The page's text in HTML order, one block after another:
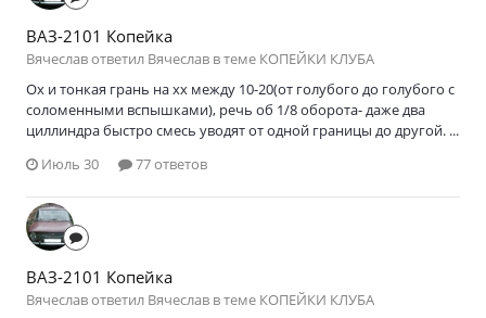
ВАЗ-2101 Копейка
Вячеслав ответил Вячеслав в теме КОПЕЙКИ КЛУБА
Ох и тонкая грань на хх между 10-20(от голубого до голубого с
соломенными вспышками), речь об 1/8 оборота- даже два
циллиндра быстро смесь уводят от одной границы до другой. ...
Июль 30
77 ответов
ВАЗ-2101 Копейка
Вячеслав ответил Вячеслав в теме КОПЕЙКИ КЛУБА